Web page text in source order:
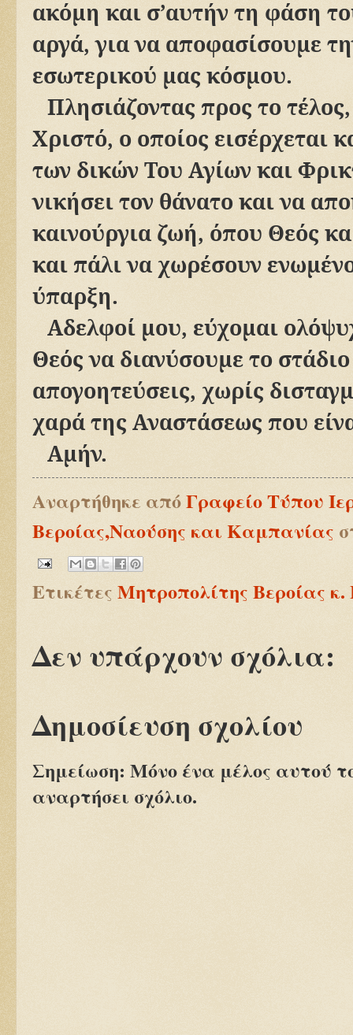
ακόμη και σ’αυτήν τη φάση
αργά, για να αποφασίσουμε
εσωτερικού μας κόσμου.
Πλησιάζοντας προς το
Χριστό, ο οποίος εισέρχεται
των δικών Του Αγίων και
νικήσει τον θάνατο και να
καινούργια ζωή, όπου Θεός
και πάλι να χωρέσουν
ύπαρξη.
Αδελφοί μου, εύχομαι
Θεός να διανύσουμε το
απογοητεύσεις, χωρίς
χαρά της Αναστάσεως που
Αμήν.
Αναρτήθηκε απόΓραφείο Τύπου
Βεροίας,Ναούσης και Καμπανίας
Ετικέτες Μητροπολίτης Βεροίας
Δεν υπάρχουν σχόλια:
Δημοσίευση σχολίου
Σημείωση: Μόνο ένα μέλος αυτού
αναρτήσει σχόλιο.